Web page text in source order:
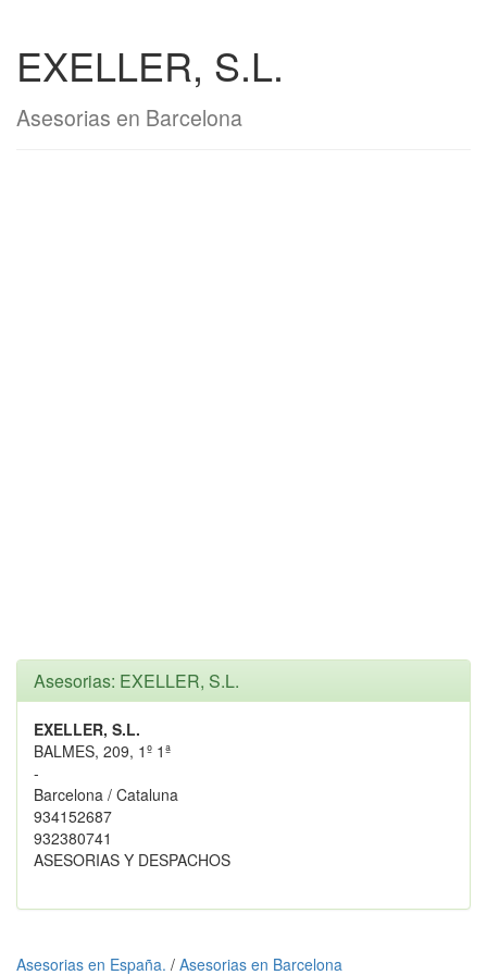
EXELLER, S.L.
Asesorias en Barcelona
Asesorias: EXELLER, S.L.
EXELLER, S.L.
BALMES, 209, 1º 1ª
-
Barcelona / Cataluna
934152687
932380741
ASESORIAS Y DESPACHOS
Asesorias en España. / Asesorias en Barcelona